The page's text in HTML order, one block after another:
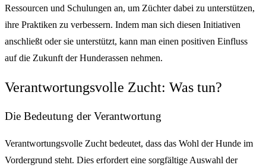
Ressourcen und Schulungen an, um Züchter dabei zu unterstützen,
ihre Praktiken zu verbessern. Indem man sich diesen Initiativen
anschließt oder sie unterstützt, kann man einen positiven Einfluss
auf die Zukunft der Hunderassen nehmen.
Verantwortungsvolle Zucht: Was tun?
Die Bedeutung der Verantwortung
Verantwortungsvolle Zucht bedeutet, dass das Wohl der Hunde im
Vordergrund steht. Dies erfordert eine sorgfältige Auswahl der